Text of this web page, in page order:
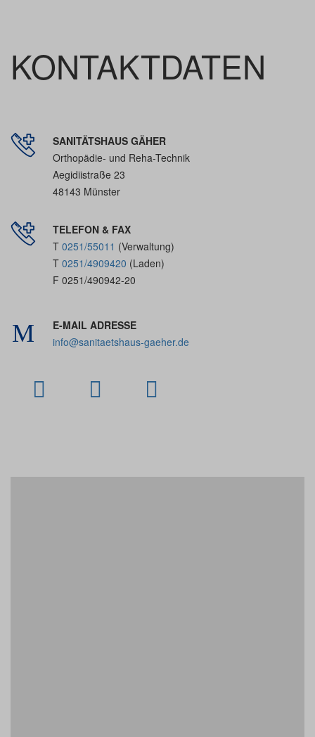
KONTAKTDATEN
SANITÄTSHAUS GÄHER
Orthopädie- und Reha-Technik
Aegidiistraße 23
48143 Münster
TELEFON & FAX
T 0251/55011 (Verwaltung)
T 0251/4909420 (Laden)
F 0251/490942-20
E-MAIL ADRESSE
info@sanitaetshaus-gaeher.de